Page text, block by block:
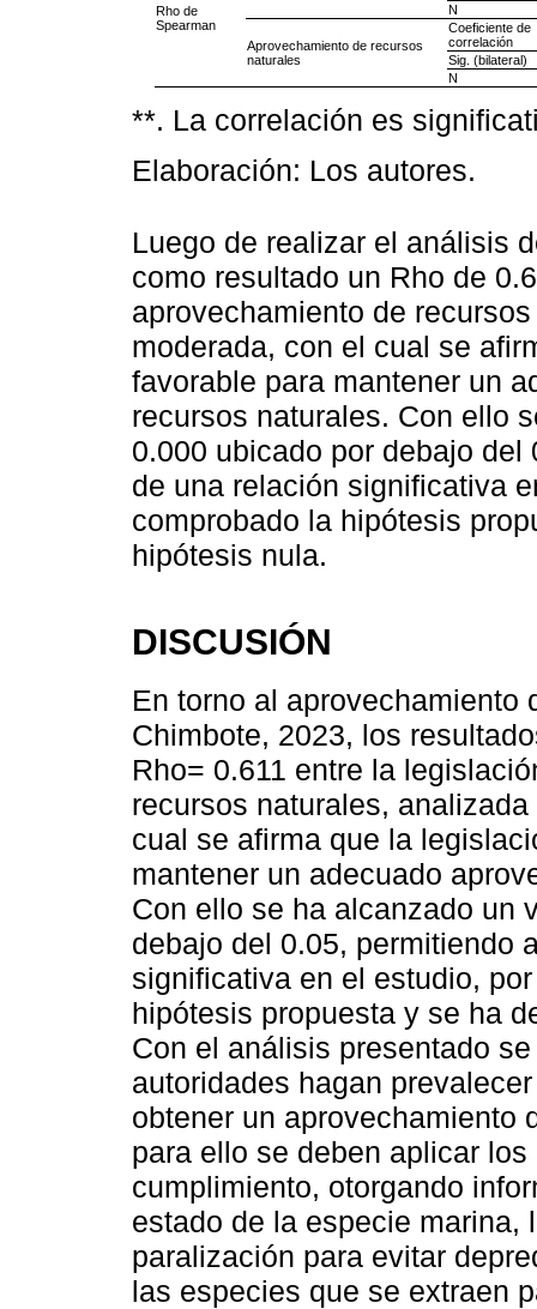
Rho de
Spearman
N
Aprovechamiento de recursos
naturales
Coeficiente de
correlación
Sig. (bilateral)
N
**. La correlación es
Elaboración: Los autores.
Luego de realizar el análisis
como resultado un Rho de
aprovechamiento de
moderada, con el cual se
favorable para mantener un
recursos naturales. Con ello
0.000 ubicado por debajo
de una relación significativa
comprobado la hipótesis
hipótesis nula.
DISCUSIÓN
En torno al aprovechamiento
Chimbote, 2023, los
Rho= 0.611 entre la
recursos naturales,
cual se afirma que la
mantener un adecuado
Con ello se ha alcanzado un
debajo del 0.05, permitiendo
significativa en el estudio,
hipótesis propuesta y se ha
Con el análisis presentado
autoridades hagan
obtener un aprovechamiento
para ello se deben aplicar
cumplimiento, otorgando
estado de la especie marina,
paralización para evitar
las especies que se extraen